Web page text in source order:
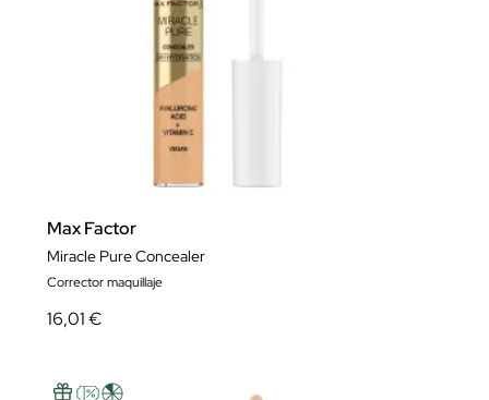
Max Factor
Miracle Pure Concealer
Corrector maquillaje
16,01 €